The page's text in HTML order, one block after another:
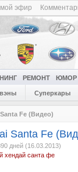
эфир
РЕМОНТ ЮМОР
Суперкары
Fe (Видео)
Santa Fe
дней (16.03.2013)
хендай санта фе